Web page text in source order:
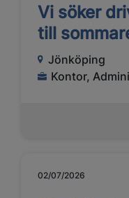
Vi söker
till
Jönköping
Kontor,
02/07/2026